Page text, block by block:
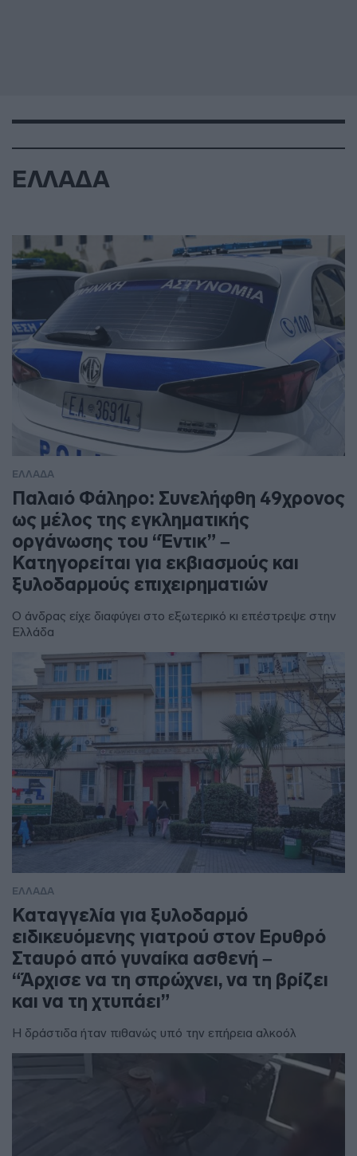
ΕΛΛΑΔΑ
ΕΛΛΑΔΑ
Παλαιό Φάληρο: Συνελήφθη 49χρονος
ως μέλος της εγκληματικής
οργάνωσης του “Έντικ” –
Κατηγορείται για εκβιασμούς και
ξυλοδαρμούς επιχειρηματιών
Ο άνδρας είχε διαφύγει στο εξωτερικό κι επέστρεψε στην
Ελλάδα
ΕΛΛΑΔΑ
Καταγγελία για ξυλοδαρμό
ειδικευόμενης γιατρού στον Ερυθρό
Σταυρό από γυναίκα ασθενή –
“Άρχισε να τη σπρώχνει, να τη βρίζει
και να τη χτυπάει”
Η δράστιδα ήταν πιθανώς υπό την επήρεια αλκοόλ